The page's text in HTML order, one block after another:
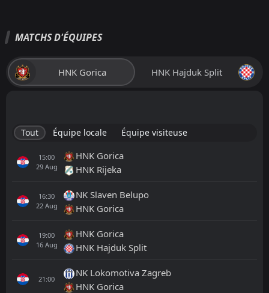
MATCHS D'ÉQUIPES
HNK Gorica HNK Hajduk Split
Tout Équipe locale Équipe visiteuse
15:00
29 Aug
HNK Gorica
HNK Rijeka
16:30
22 Aug
NK Slaven Belupo
HNK Gorica
19:00
16 Aug
HNK Gorica
HNK Hajduk Split
21:00
NK Lokomotiva Zagreb
HNK Gorica